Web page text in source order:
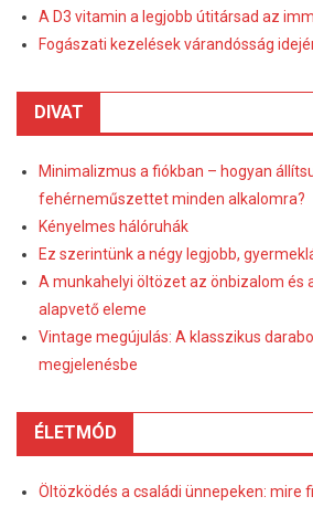
A D3 vitamin a legjobb útitársad az
Fogászati kezelések várandósság
DIVAT
Minimalizmus a fiókban – hogyan
fehérneműszettet minden alkalomra?
Kényelmes hálóruhák
Ez szerintünk a négy legjobb,
A munkahelyi öltözet az önbizalom és
alapvető eleme
Vintage megújulás: A klasszikus
megjelenésbe
ÉLETMÓD
Öltözködés a családi ünnepeken: mire